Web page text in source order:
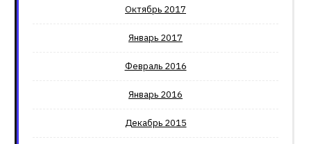
Октябрь 2017
Январь 2017
Февраль 2016
Январь 2016
Декабрь 2015